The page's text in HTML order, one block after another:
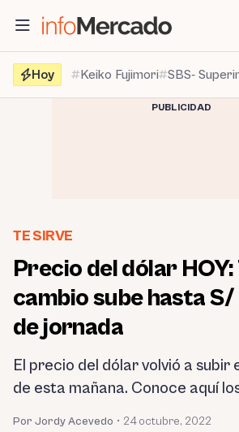
contenido
Hoy
Keiko Fujimori SBS-
PUBLICIDAD
TE SIRVE
Precio del dólar HOY:
cambio sube hasta
de jornada
El precio del dólar volvió a subir
de esta mañana. Conoce aquí
Por Jordy Acevedo • 24 octubre, 2022